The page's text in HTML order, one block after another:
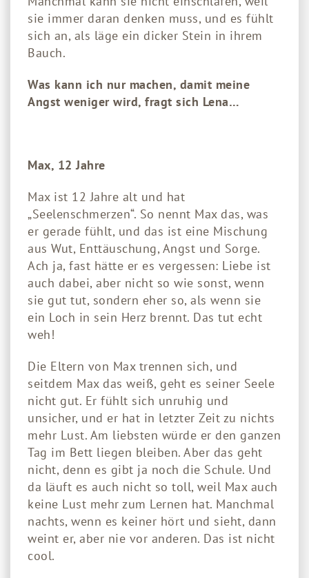
sie immer daran denken muss, und es fühlt
sich an, als läge ein dicker Stein in ihrem
Bauch.
Was kann ich nur machen, damit meine
Angst weniger wird, fragt sich Lena…
Max, 12 Jahre
Max ist 12 Jahre alt und hat
„Seelenschmerzen“. So nennt Max das, was
er gerade fühlt, und das ist eine Mischung
aus Wut, Enttäuschung, Angst und Sorge.
Ach ja, fast hätte er es vergessen: Liebe ist
auch dabei, aber nicht so wie sonst, wenn
sie gut tut, sondern eher so, als wenn sie
ein Loch in sein Herz brennt. Das tut echt
weh!
Die Eltern von Max trennen sich, und
seitdem Max das weiß, geht es seiner Seele
nicht gut. Er fühlt sich unruhig und
unsicher, und er hat in letzter Zeit zu nichts
mehr Lust. Am liebsten würde er den ganzen
Tag im Bett liegen bleiben. Aber das geht
nicht, denn es gibt ja noch die Schule. Und
da läuft es auch nicht so toll, weil Max auch
keine Lust mehr zum Lernen hat. Manchmal
nachts, wenn es keiner hört und sieht, dann
weint er, aber nie vor anderen. Das ist nicht
cool.